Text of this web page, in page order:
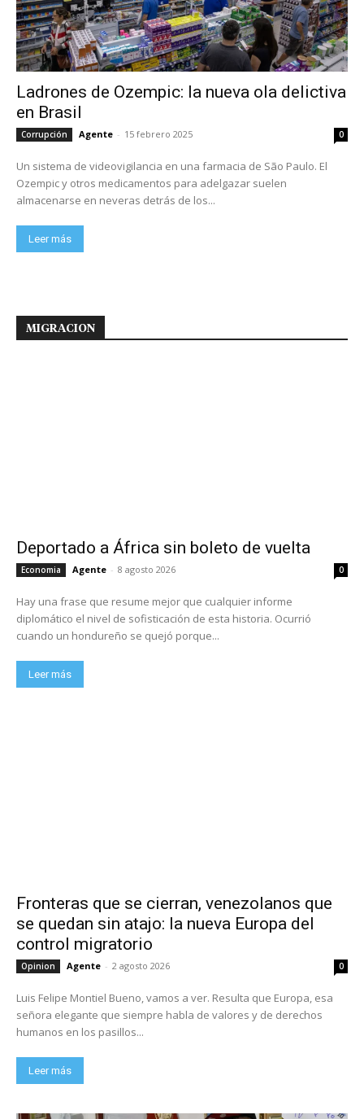
Ladrones de Ozempic: la nueva ola delictiva
en Brasil
Corrupción Agente - 15 febrero 2025 0
Un sistema de videovigilancia en una farmacia de São Paulo. El
Ozempic y otros medicamentos para adelgazar suelen
almacenarse en neveras detrás de los...
Leer más
MIGRACION
Deportado a África sin boleto de vuelta
Economia Agente - 8 agosto 2026 0
Hay una frase que resume mejor que cualquier informe
diplomático el nivel de sofisticación de esta historia. Ocurrió
cuando un hondureño se quejó porque...
Leer más
Fronteras que se cierran, venezolanos que
se quedan sin atajo: la nueva Europa del
control migratorio
Opinion Agente - 2 agosto 2026 0
Luis Felipe Montiel Bueno, vamos a ver. Resulta que Europa, esa
señora elegante que siempre habla de valores y de derechos
humanos en los pasillos...
Leer más